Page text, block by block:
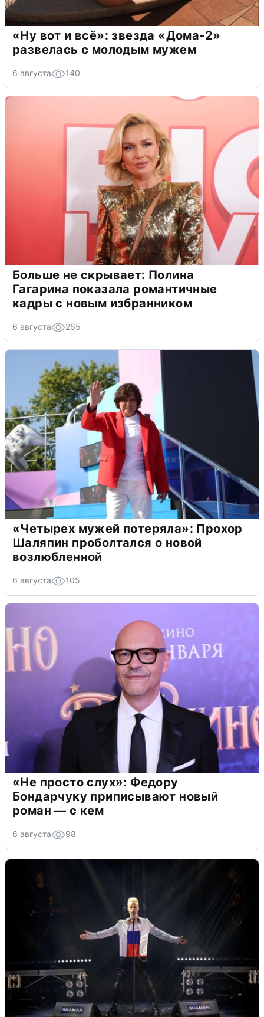
«Ну вот и всё»: звезда «Дома-2»
развелась с молодым мужем
6 августа 140
Больше не скрывает: Полина
Гагарина показала романтичные
кадры с новым избранником
6 августа 265
«Четырех мужей потеряла»: Прохор
Шаляпин проболтался о новой
возлюбленной
6 августа 105
«Не просто слух»: Федору
Бондарчуку приписывают новый
роман — с кем
6 августа 98